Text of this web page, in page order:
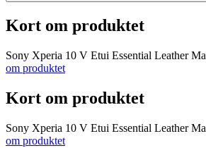
Kort om produktet
Sony Xperia 10 V Etui Essential Leather
om produktet
Kort om produktet
Sony Xperia 10 V Etui Essential Leather
om produktet